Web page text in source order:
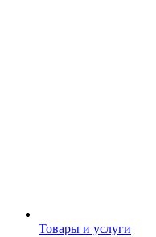
Товары и услуги